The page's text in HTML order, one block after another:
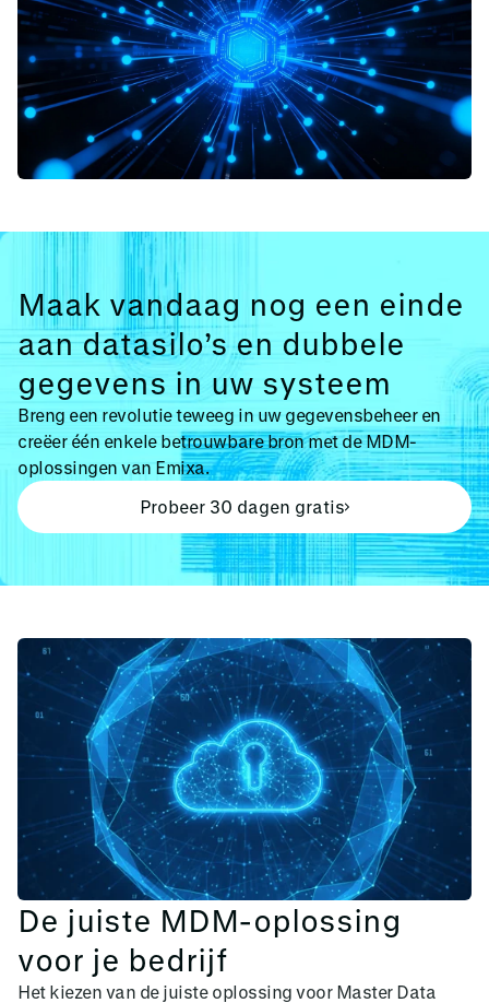
Maak vandaag nog een einde
aan datasilo’s en dubbele
gegevens in uw systeem
Breng een revolutie teweeg in uw gegevensbeheer en
creëer één enkele betrouwbare bron met de MDM-
oplossingen van Emixa.
Probeer 30 dagen gratis
De juiste MDM-oplossing
voor je bedrijf
Het kiezen van de juiste oplossing voor Master Data